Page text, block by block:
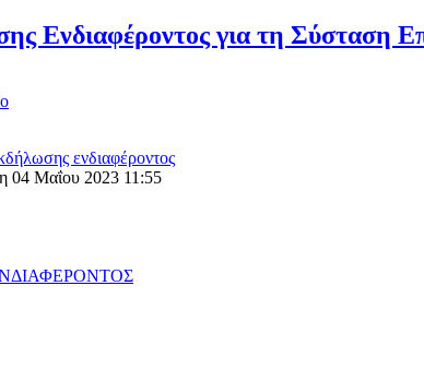
Ενδιαφέροντος για τη Σύσταση
ενδιαφέροντος
04 Μαΐου 2023 11:55